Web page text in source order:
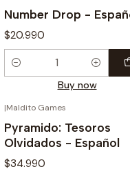
Number Drop -
$20.990
Quantity
Buy now
|Maldito Games
Pyramido: Tesoros
Olvidados - Español
$34.990